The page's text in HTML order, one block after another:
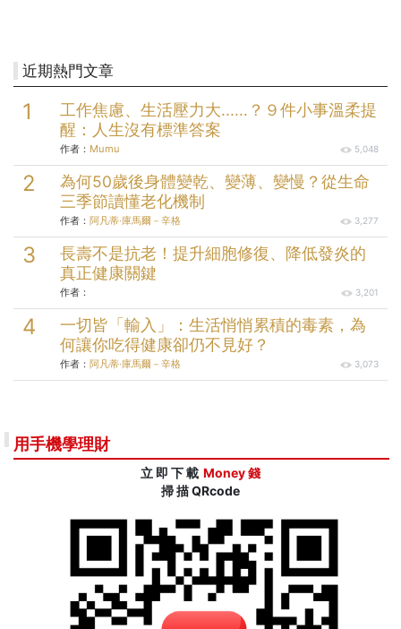
近期熱門文章
工作焦慮、生活壓力大......？９件小事溫柔提
醒：人生沒有標準答案
作者： Mumu 5,048
為何50歲後身體變乾、變薄、變慢？從生命
三季節讀懂老化機制
作者： 阿凡蒂‧庫馬爾－辛格 3,277
長壽不是抗老！提升細胞修復、降低發炎的
真正健康關鍵
作者： 3,201
一切皆「輸入」：生活悄悄累積的毒素，為
何讓你吃得健康卻仍不見好？
作者： 阿凡蒂‧庫馬爾－辛格 3,073
用手機學理財
立 即 下 載 Money 錢
掃 描 QRcode